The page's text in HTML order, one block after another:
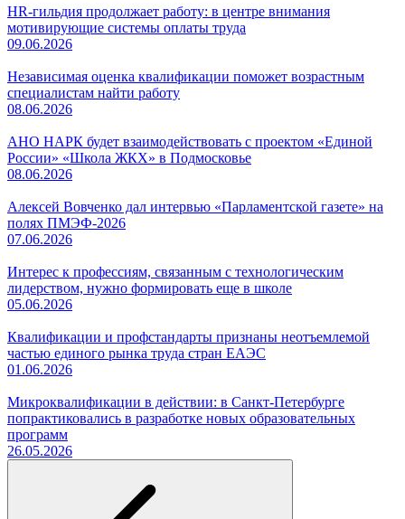
HR-гильдия продолжает работу: в центре внимания
мотивирующие системы оплаты труда
09.06.2026
Независимая оценка квалификации поможет возрастным
специалистам найти работу
08.06.2026
АНО НАРК будет взаимодействовать с проектом «Единой
России» «Школа ЖКХ» в Подмосковье
08.06.2026
Алексей Вовченко дал интервью «Парламентской газете» на
полях ПМЭФ-2026
07.06.2026
Интерес к профессиям, связанным с технологическим
лидерством, нужно формировать еще в школе
05.06.2026
Квалификации и профстандарты признаны неотъемлемой
частью единого рынка труда стран ЕАЭС
01.06.2026
Микроквалификации в действии: в Санкт-Петербурге
попрактиковались в разработке новых образовательных
программ
26.05.2026